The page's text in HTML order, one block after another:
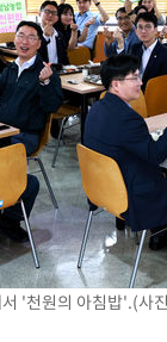
낮은 계급 임용…희망
원 많은 비[내일날씨]
…"AI 메모리 수요 선
잔 투란VC 입단
한국 축구 '5승 2무'
798.81마감
린 6258.77에 마쳐
마감
이후 첫 40도
해 前교정본부장 기
'천원의 아침밥'.(사